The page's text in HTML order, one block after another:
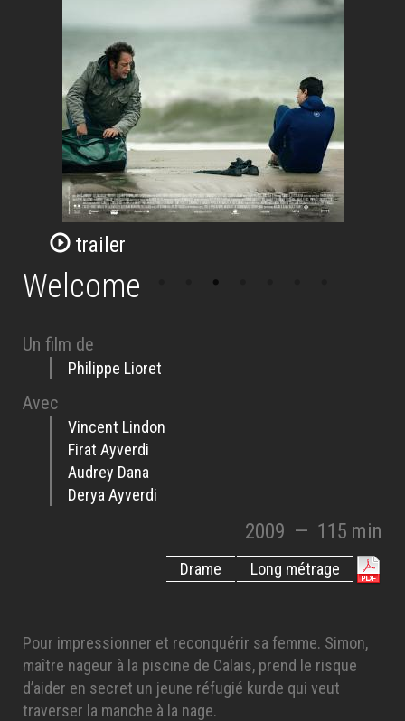
trailer
Welcome
Un film de
Philippe Lioret
Avec
Vincent Lindon
Firat Ayverdi
Audrey Dana
Derya Ayverdi
2009 — 115 min
Long métrage
Drame
Pour impressionner et reconquérir sa femme. Simon,
maître nageur à la piscine de Calais, prend le risque
d’aider en secret un jeune réfugié kurde qui veut
traverser la manche à la nage.